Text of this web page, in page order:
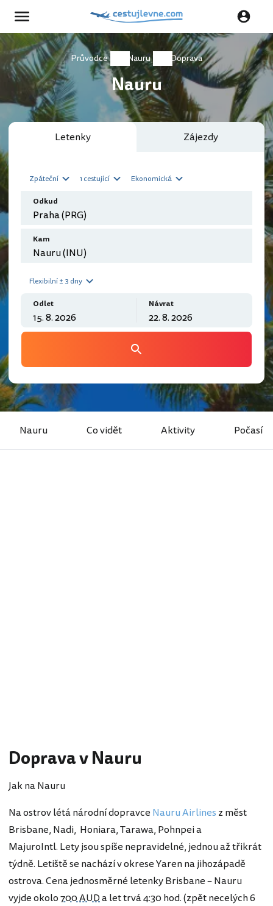
Průvodce Nauru Doprava
Nauru
Letenky Zájezdy
Zpáteční 1 cestující Ekonomická
Odkud
Kam
Flexibilní ± 3 dny
Odlet Návrat
Nauru Co vidět Aktivity Počasí
Doprava v Nauru
Jak na Nauru
Na ostrov létá národní dopravce Nauru Airlines z měst
Brisbane, Nadi, Honiara, Tarawa, Pohnpei a
MajuroIntl. Lety jsou spíše nepravidelné, jednou až třikrát
týdně. Letiště se nachází v okrese Yaren na jihozápadě
ostrova. Cena jednosměrné letenky Brisbane – Nauru
vyjde okolo700 AUDa let trvá 4:30 hod. (zpět necelých 6